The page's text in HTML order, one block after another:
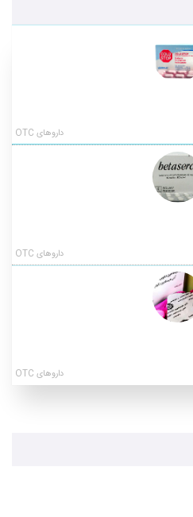
داروهای OTC
داروهای OTC
داروهای OTC